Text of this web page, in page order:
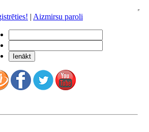
| Aizmirsu paroli